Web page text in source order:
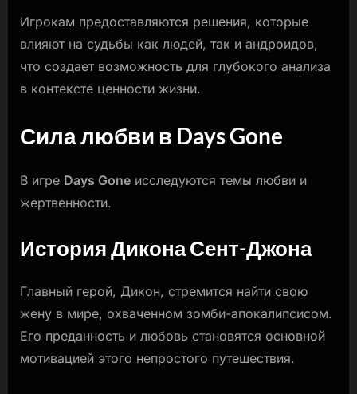
Игрокам предоставляются решения, которые
влияют на судьбы как людей, так и андроидов,
что создает возможность для глубокого анализа
в контексте ценности жизни.
Сила любви в Days Gone
В игре Days Gone исследуются темы любви и
жертвенности.
История Дикона Сент-Джона
Главный герой, Дикон, стремится найти свою
жену в мире, охваченном зомби-апокалипсисом.
Его преданность и любовь становятся основной
мотивацией этого непростого путешествия.